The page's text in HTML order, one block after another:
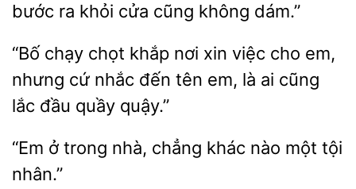
bước ra khỏi cửa cũng không dám.”
“Bố chạy chọt khắp nơi xin việc cho em,
cứ
đến tên em, là ai
lắc đầu quầy quậy.”
“Em trong chẳng
nào một tội
nhân.”